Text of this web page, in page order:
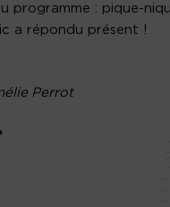
programme : pique-
a répondu présent !
Perrot